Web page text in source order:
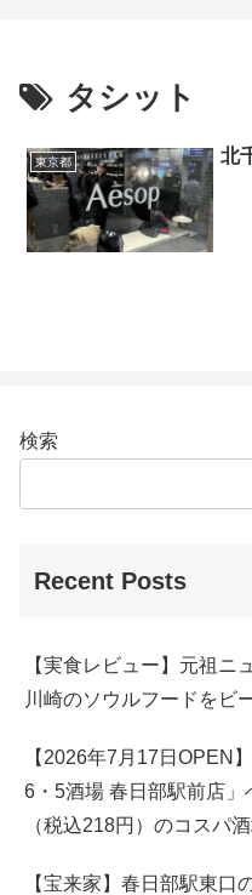
タシット
東京都 北
検索
Recent Posts
【実食レビュー】元祖ニ
川崎のソウルフードをビ
【2026年7月17日OPEN
6・5酒場 春日部駅前店」
（税込218円）のコスパ
【宝来家】春日部駅東口